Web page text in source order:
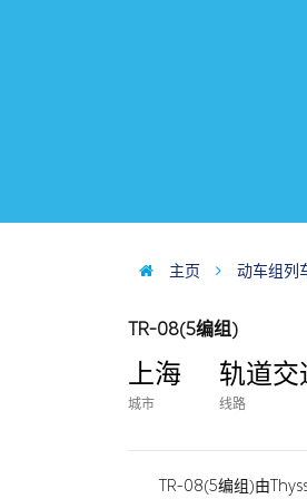
主页 动车组列
TR-08(5编组)
上海
城市
轨道交
线路
TR-08(5编组)由